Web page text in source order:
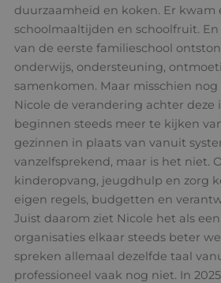
duurzaamheid en koken. Er kwam
schoolmaaltijden en schoolfruit.
van de eerste familieschool
onderwijs, ondersteuning,
samenkomen. Maar misschien
Nicole de verandering achter deze
beginnen steeds meer te kijken
gezinnen in plaats van vanuit
vanzelfsprekend, maar is het niet.
kinderopvang, jeugdhulp en zorg
eigen regels, budgetten en
Juist daarom ziet Nicole het als
organisaties elkaar steeds beter
spreken allemaal dezelfde taal
professioneel vaak nog niet. In